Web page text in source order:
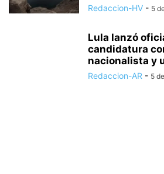
Redaccion-HV - 5
Lula lanzó
candidatura
nacionalista y
Redaccion-AR - 5